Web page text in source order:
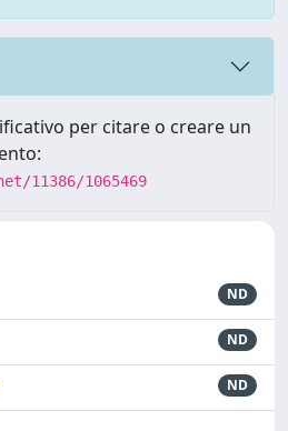
per citare o creare un
11386/1065469
ND
ND
ND